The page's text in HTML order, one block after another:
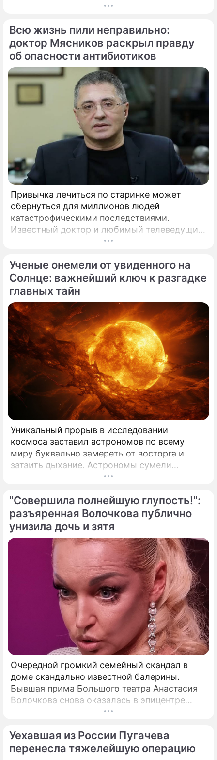
По теме
Валюшкину перепутали с подростком:
Корни – 1 сезон
(сериал)
Вероника Жукова, дочь бессменного лидера
заставила взрогнуть своих многочисленных
поклонников.
Всю жизнь пили неправильно:
доктор Мясников раскрыл правду
об опасности антибиотиков
Привычка лечиться по старинке может
обернуться для миллионов людей
катастрофическими последствиями.
Известный доктор и любимый телеведущий
миллионов Александр Мясников обратил
мировой медицине, который буквально
перечеркнул все наши прошлые
представления о здоровье.
Ученые онемели от увиденного на
Солнце: важнейший ключ к разгадке
главных тайн
Уникальный прорыв в исследовании
космоса заставил астрономов по всему
миру буквально замереть от восторга и
затаить дыхание. Астрономы сумели
совершить невозможное и заглянуть в
доселе четкостью.
"Совершила полнейшую глупость!":
разъяренная Волочкова публично
унизила дочь и зятя
Очередной громкий семейный скандал в
доме скандально известной балерины.
Бывшая прима Большого театра Анастасия
Волочкова снова оказалась в эпицентре
громкого разбора полетов, который на этот
Уехавшая из России Пугачева
перенесла тяжелейшую операцию